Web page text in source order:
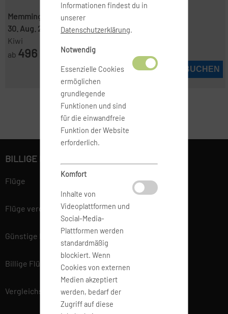
Memmingen ( FMM )-Valencia ( VLC )
30. Aug. 2026
-6. Sep. 2026
Kiwi
ab 496
JETZT BUCHEN
Informationen findest du in
unserer
Datenschutzerklärung
Notwendig
Essenzielle Cookies
ermöglichen
grundlegende
Funktionen und sind
für die einwandfreie
Funktion der Website
erforderlich.
Komfort
Inhalte von
Videoplattformen und
Social-Media-
Plattformen werden
standardmäßig
blockiert. Wenn
Cookies von externen
Medien akzeptiert
werden, bedarf der
Zugriff auf diese
BILLIGE FLÜGE BUCHEN
Flüge
Flüge vergleichen
Günstige Flüge
Billige Flüge
Vergleichsportal